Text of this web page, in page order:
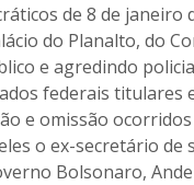
de 8 de janeiro
do Planalto, do
e agredindo
federais titulares
e omissão ocorridos
o ex-secretário de
Bolsonaro,